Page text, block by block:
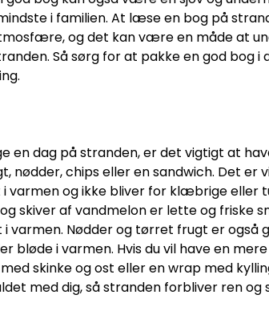
i familien. At læse en bog på
og det kan være en måde at
Så sørg for at pakke en god bog i
en dag på stranden, er det vigtigt at
nødder, chips eller en sandwich. Det
i varmen og ikke bliver for klæbrige eller
skiver af vandmelon er lette og friske
varmen. Nødder og tørret frugt er også
bløde i varmen. Hvis du vil have en
skinke og ost eller en wrap med
med dig, så stranden forbliver ren og